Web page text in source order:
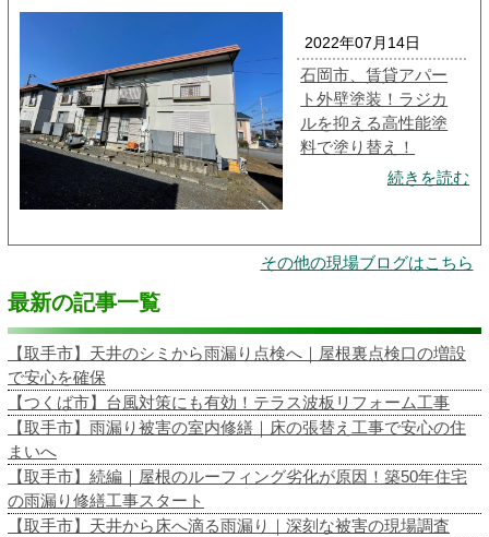
2022年07月14日
石岡市、賃貸アパー
ト外壁塗装！ラジカ
ルを抑える高性能塗
料で塗り替え！
続きを読む
その他の現場ブログはこちら
最新の記事一覧
【取手市】天井のシミから雨漏り点検へ｜屋根裏点検口の増設
で安心を確保
【つくば市】台風対策にも有効！テラス波板リフォーム工事
【取手市】雨漏り被害の室内修繕｜床の張替え工事で安心の住
まいへ
【取手市】続編｜屋根のルーフィング劣化が原因！築50年住宅
の雨漏り修繕工事スタート
【取手市】天井から床へ滴る雨漏り｜深刻な被害の現場調査